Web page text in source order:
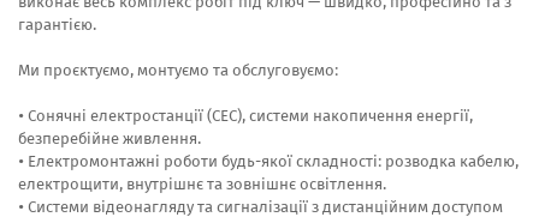
гарантією.
Ми проєктуємо, монтуємо та обслуговуємо:
• Сонячні електростанції (СЕС), системи накопичення енергії,
безперебійне живлення.
• Електромонтажні роботи будь-якої складності: розводка кабелю,
електрощити, внутрішнє та зовнішнє освітлення.
• Системи відеонагляду та сигналізації з дистанційним доступом